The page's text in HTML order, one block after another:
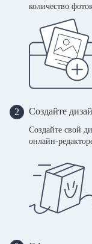
количество
2 Создайте
Создайте свой
онлайн-